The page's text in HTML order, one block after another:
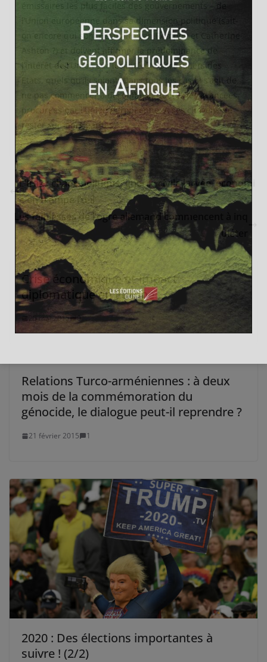
émissaires les plus faciles des gouvernements – de
l’Union européenne dans sa dimension politique (sait-
on encore qui sont Hermann van Rompuy et Catherine
Ashton ?) et doivent affirmer la prédominance de
l’intérêt de l’Union sur les intérêts particuliers des
Etats, quels qu’ils soient. Dans tous les cas, il s’agit de
ne pas commencer à décomposer toutes les avancées
procurées par l’Union européenne. A ses citoyens de
rester sur leurs gardes.
L’Irak : chaos politique, guerre civile larvée, économi
e en trompe l’œil
Les faiblesses de l’ogre allemand commencent à inq
uiéter
Crise économique et impact
diplomatique en Europe
25 mai 2015 0
Relations Turco-arméniennes : à deux
mois de la commémoration du
génocide, le dialogue peut-il reprendre ?
21 février 2015 1
2020 : Des élections importantes à
suivre ! (2/2)